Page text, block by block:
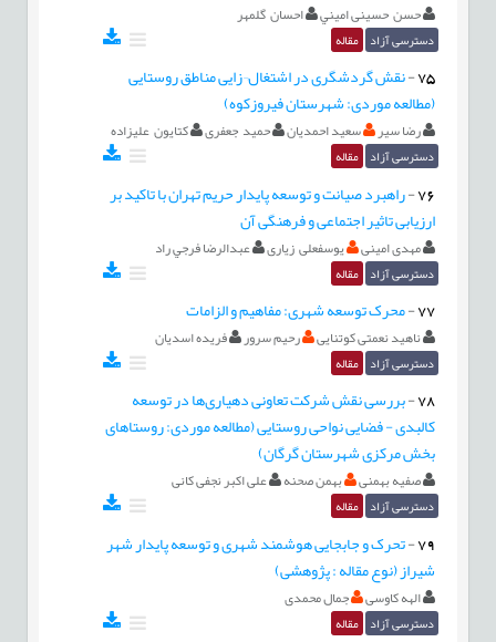
حسن حسینی اميني احسان گلمهر
دسترسی آزاد مقاله
75
-نقش گردشگری در اشتغال¬زایی مناطق روستایی
(مطالعه موردی: شهرستان فیروزکوه)
رضا سير سعید احمدیان حمید جعفری کتایون علیزاده
دسترسی آزاد مقاله
76
-راهبرد صيانت و توسعه پايدار حريم تهران با تاکید بر
ارزیابی تاثیر اجتماعی و فرهنگی آن
مهدی امینی یوسفعلی زیاری عبدالرضا فرجي راد
دسترسی آزاد مقاله
77
-محرک توسعه شهری: مفاهیم و الزامات
ناهید نعمتی کوتنایی رحيم سرور فریده اسدیان
دسترسی آزاد مقاله
78
-بررسی نقش شرکت تعاونی دهیاری‌ها در توسعه
کالبدی - فضایی نواحی روستایی (مطالعه موردی: روستاهای
بخش مرکزی شهرستان گرگان)
صفیه بهمنی بهمن صحنه علی اکبر نجفی کانی
دسترسی آزاد مقاله
79
-تحرک و جابجایی هوشمند شهری و توسعه پایدار شهر
شیراز (نوع مقاله : پژوهشی)
الهه کاوسی جمال محمدی
دسترسی آزاد مقاله